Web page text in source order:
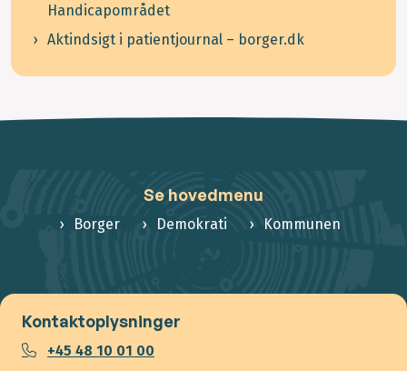
Handicapområdet
Aktindsigt i patientjournal – borger.dk
Se hovedmenu
Borger Demokrati Kommunen
Kontaktoplysninger
+45 48 10 01 00